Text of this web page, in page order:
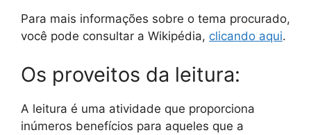
Para mais informações sobre o tema procurado,
você pode consultar a Wikipédia, clicando aqui.
Os proveitos da leitura:
A leitura é uma atividade que proporciona
inúmeros benefícios para aqueles que a